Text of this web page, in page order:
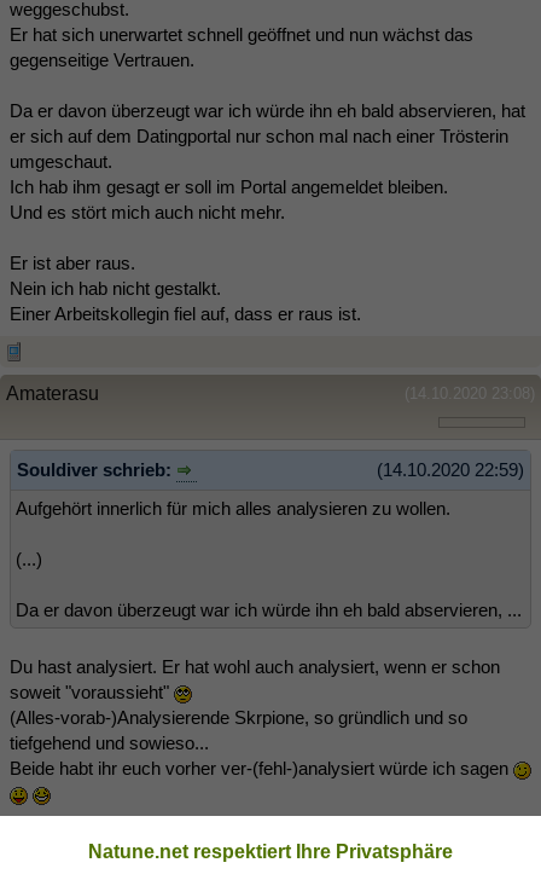
weggeschubst.
Er hat sich unerwartet schnell geöffnet und nun wächst das
gegenseitige Vertrauen.
Da er davon überzeugt war ich würde ihn eh bald abservieren, hat
er sich auf dem Datingportal nur schon mal nach einer Trösterin
umgeschaut.
Ich hab ihm gesagt er soll im Portal angemeldet bleiben.
Und es stört mich auch nicht mehr.
Er ist aber raus.
Nein ich hab nicht gestalkt.
Einer Arbeitskollegin fiel auf, dass er raus ist.
(14.10.2020 23:08)
Amaterasu
(14.10.2020 22:59)
Souldiver schrieb:
Aufgehört innerlich für mich alles analysieren zu wollen.
(...)
Da er davon überzeugt war ich würde ihn eh bald abservieren, ...
Du hast analysiert. Er hat wohl auch analysiert, wenn er schon
soweit "voraussieht"
(Alles-vorab-)Analysierende Skrpione, so gründlich und so
tiefgehend und sowieso...
Beide habt ihr euch vorher ver-(fehl-)analysiert würde ich sagen
Natune.net respektiert Ihre Privatsphäre